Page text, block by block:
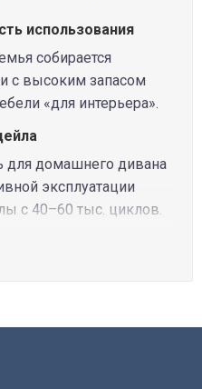
использования
собирается
с высоким запасом
«для интерьера».
для домашнего дивана
эксплуатации
с 40–60 тыс. циклов.